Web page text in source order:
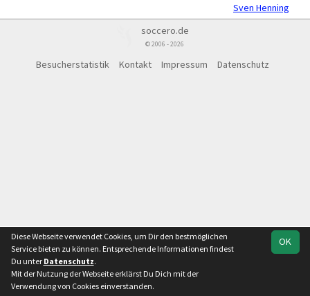
Sven Henning
soccero.de
© 2006 - 2026
Besucherstatistik Kontakt Impressum Datenschutz
OK
Diese Webseite verwendet Cookies, um Dir den bestmöglichen
Service bieten zu können. Entsprechende Informationen findest
Du unter Datenschutz.
Mit der Nutzung der Webseite erklärst Du Dich mit der
Verwendung von Cookies einverstanden.